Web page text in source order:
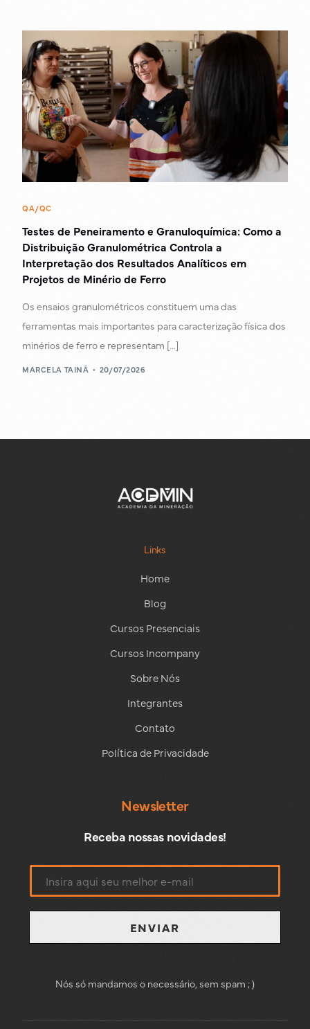
QA/QC
Testes de Peneiramento e Granuloquímica: Como a
Distribuição Granulométrica Controla a
Interpretação dos Resultados Analíticos em
Projetos de Minério de Ferro
Os ensaios granulométricos constituem uma das
ferramentas mais importantes para caracterização física dos
minérios de ferro e representam […]
MARCELA TAINÃ 20/07/2026
Links
Home
Blog
Cursos Presenciais
Cursos Incompany
Sobre Nós
Integrantes
Contato
Política de Privacidade
Newsletter
Receba nossas novidades!
ENVIAR
Nós só mandamos o necessário, sem spam ; )